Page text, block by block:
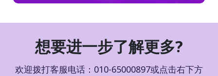
想要进一步了解更多?
欢迎拨打客服电话：010-65000897或点击右下方